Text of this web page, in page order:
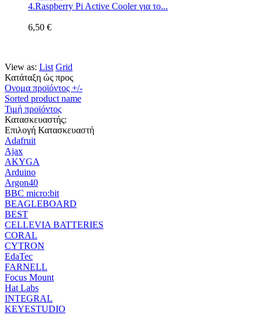
4.Raspberry Pi Active Cooler για το...
6,50 €
View as: List Grid
Κατάταξη ώς προς
Ονομα προϊόντος +/-
Sorted product name
Τιμή προϊόντος
Κατασκευαστής:
Επιλογή Κατασκευαστή
Adafruit
Ajax
AKYGA
Arduino
Argon40
BBC micro:bit
BEAGLEBOARD
BEST
CELLEVIA BATTERIES
CORAL
CYTRON
EdaTec
FARNELL
Focus Mount
Hat Labs
INTEGRAL
KEYESTUDIO